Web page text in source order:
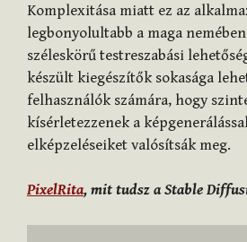
Komplexitása miatt ez az
legbonyolultabb a maga
széleskörű testreszabási
készült kiegészítők sokasága
felhasználók számára, hogy
kísérletezzenek a
elképzeléseiket valósítsák meg.
PixelRita, mit tudsz a Stable